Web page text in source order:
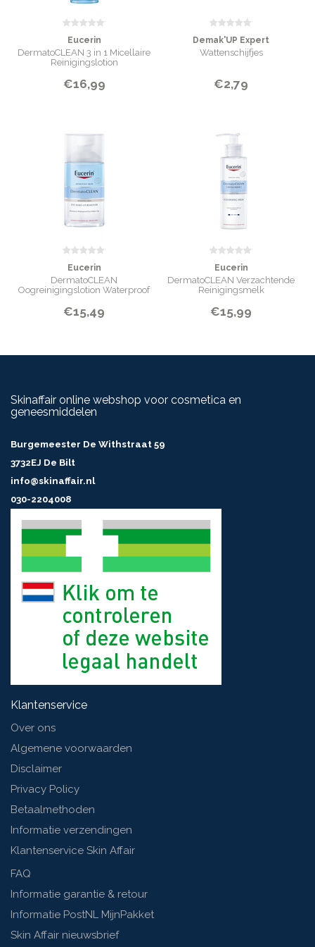
Eucerin
DermatoCLEAN 3 in 1 Micellaire
Reinigingslotion
€16,99
Demak'UP Expert
Wattenschijfjes
€2,79
Eucerin
DermatoCLEAN
Oogreinigingslotion Waterproof
€15,49
Eucerin
DermatoCLEAN Verzachtende
Reinigingsmelk
€15,99
Skinaffair online webshop voor cosmetica en
geneesmiddelen
Burgemeester De Withstraat 59
3732EJ De Bilt
info@skinaffair.nl
030-2204008
Klantenservice
Over ons
Algemene voorwaarden
Disclaimer
Privacy Policy
Betaalmethoden
Informatie verzendingen
Klantenservice Skin Affair
FAQ
Informatie garantie & retour
Informatie PostNL MijnPakket
Skin Affair nieuwsbrief